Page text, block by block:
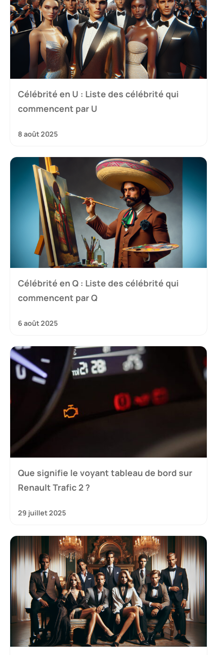
Célébrité en U : Liste des célébrité qui
commencent par U
8 août 2025
Célébrité en Q : Liste des célébrité qui
commencent par Q
6 août 2025
Que signifie le voyant tableau de bord sur
Renault Trafic 2 ?
29 juillet 2025